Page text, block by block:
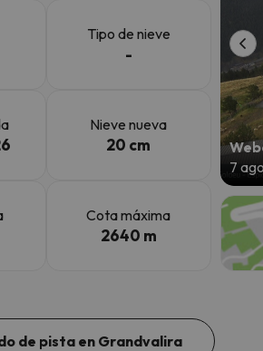
Tipo de nieve
-
Nieve nueva
20 cm
Cota máxima
2640 m
7
de pista en Grandvalira